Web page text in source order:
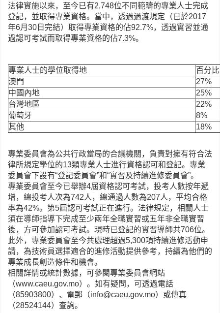
法律實施以來，至今已有2,748位不同範疇的專業人士完成
登記，並取得專業資格。當中，透過過渡規定（已於2017
年6月30日完結）取得專業資格的佔92.7%，透過實習並通
過認可考試而取得專業資格的佔7.3%。
專業人士的學位取得地
百分比
澳門
27%
中國內地
25%
台灣地區
22%
葡萄牙
8%
其他
18%
專業委員會為公共行政當局的合議機關，負責對擁有符合法
律所規定學位的13類專業人士進行資格認可和登記。專業
委員會下設有“登記委員會”和“實習及持續進修委員會”。
專業委員會至今已舉辦4屆資格認可考試，投考人數按年遞
增，總投考人次為742人，總通過人數為207人，平均合格
率為42%。第5屆認可考試正在進行。法律規定，相關人士
須在導師指導下完成至少兩年全職實習或五年非全職實習
後，方可參加認可考試。現時已登記的實習導師共706位。
此外，專業委員會至今共處理超過5,300項持續進修活動申
請，為技術員選擇適合的進修活動提供參考，持續為他們的
專業成長創造條件和機會。
相關詳情或統計數據，可參閱專業委員會網站
（www.caeu.gov.mo）。如有疑問，可透過電話
（85903800）、電郵（info@caeu.gov.mo）或傳真
（28524144）查詢。